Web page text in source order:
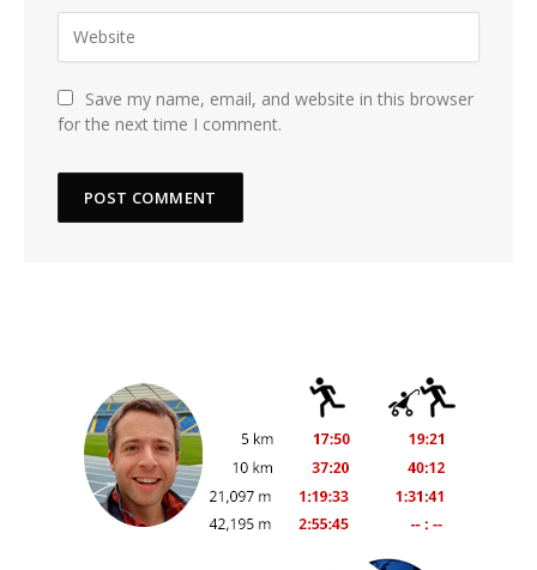
Save my name, email, and website in this browser
for the next time I comment.